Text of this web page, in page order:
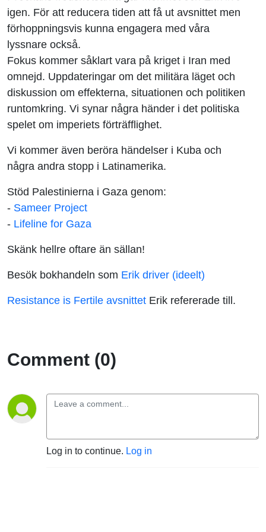
igen. För att reducera tiden att få ut avsnittet men
förhoppningsvis kunna engagera med våra
lyssnare också.
Fokus kommer såklart vara på kriget i Iran med
omnejd. Uppdateringar om det militära läget och
diskussion om effekterna, situationen och politiken
runtomkring. Vi synar några händer i det politiska
spelet om imperiets förträfflighet.
Vi kommer även beröra händelser i Kuba och
några andra stopp i Latinamerika.
Stöd Palestinierna i Gaza genom:
- Sameer Project
- Lifeline for Gaza
Skänk hellre oftare än sällan!
Besök bokhandeln som Erik driver (ideelt)
Resistance is Fertile avsnittet Erik refererade till.
Comment (0)
Log in to continue. Log in